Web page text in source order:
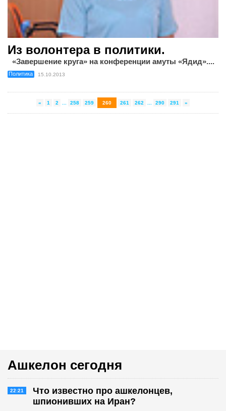
Из волонтера в политики.
«Завершение круга» на конференции амуты «Ядид»....
Политика 15.10.2013
« 1 2 258 259 260 261 262 290 291 »
Ашкелон сегодня
22:21
Что известно про ашкелонцев,
шпионивших на Иран?